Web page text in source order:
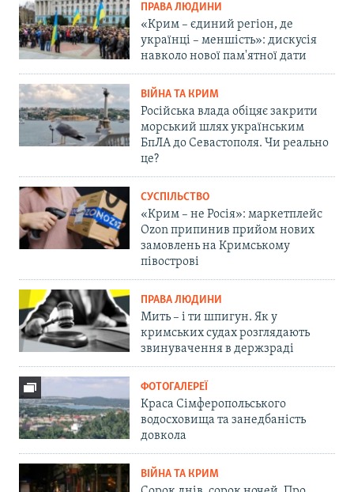
ПРАВА ЛЮДИНИ
«Крим – єдиний регіон, де
українці – меншість»: дискусія
навколо нової пам'ятної дати
ВІЙНА ТА КРИМ
Російська влада обіцяє закрити
морський шлях українським
БпЛА до Севастополя. Чи реально
це?
СУСПІЛЬСТВО
«Крим – не Росія»: маркетплейс
Ozon припинив прийом нових
замовлень на Кримському
півострові
ПРАВА ЛЮДИНИ
Мить – і ти шпигун. Як у
кримських судах розглядають
звинувачення в держзраді
ФОТОГАЛЕРЕЇ
Краса Сімферопольського
водосховища та занедбаність
довкола
ВІЙНА ТА КРИМ